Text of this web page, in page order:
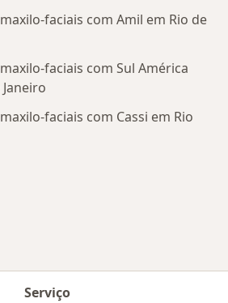
faciais com Amil em Rio de
faciais com Sul América
faciais com Cassi em Rio
Serviço